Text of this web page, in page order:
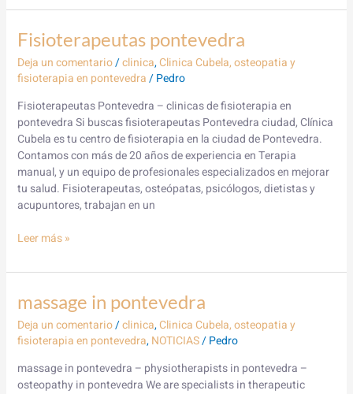
Fisioterapeutas pontevedra
Deja un comentario/clinica,Clinica Cubela, osteopatia y
fisioterapia en pontevedra/Pedro
Fisioterapeutas Pontevedra – clinicas de fisioterapia en
pontevedra Si buscas fisioterapeutas Pontevedra ciudad, Clínica
Cubela es tu centro de fisioterapia en la ciudad de Pontevedra.
Contamos con más de 20 años de experiencia en Terapia
manual, y un equipo de profesionales especializados en mejorar
tu salud. Fisioterapeutas, osteópatas, psicólogos, dietistas y
acupuntores, trabajan en un
Fisioterapeutas
pontevedra
Leer más »
massage in pontevedra
Deja un comentario/clinica,Clinica Cubela, osteopatia y
fisioterapia en pontevedra,NOTICIAS/Pedro
massage in pontevedra – physiotherapists in pontevedra –
osteopathy in pontevedra We are specialists in therapeutic
massage
in
pontevedra